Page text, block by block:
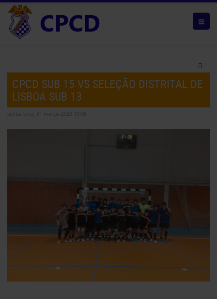
CPCD SUB 15 VS SELEÇÃO DISTRITAL DE
LISBOA SUB 13
sexta-feira, 31 março 2023 19:05